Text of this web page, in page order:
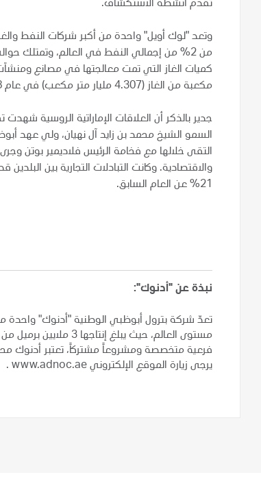
تقدم أنشطة الاستكشاف.
وتعد "لوك أويل" واحدة من أكبر شركات النفط
مكعبة من الغاز (4.307 مليار متر مكعب) في عام 2018.
جدير بالذكر أن العلاقات الإماراتية الروسية
السمو الشيخ محمد بن زايد آل نهيان، ولي عهد
التقى خلالها مع فخامة الرئيس فلاديمير بوتن
21% عن العام السابق.
نبذة عن "أدنوك":
تعدّ شركة بترول أبوظبي الوطنية "أدنوك" واحدة
فرعية متخصصة ومشروعاً مشتركاً، تعتبر أدنوك
يرجى زيارة الموقع الإلكتروني www.adnoc.ae .